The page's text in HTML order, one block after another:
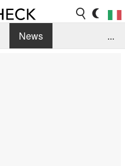
News
...